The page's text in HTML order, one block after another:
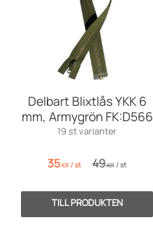
Delbart Blixtlås YKK 6
mm, Armygrön FK:D566
19 st varianter
35KR /st 49KR /st